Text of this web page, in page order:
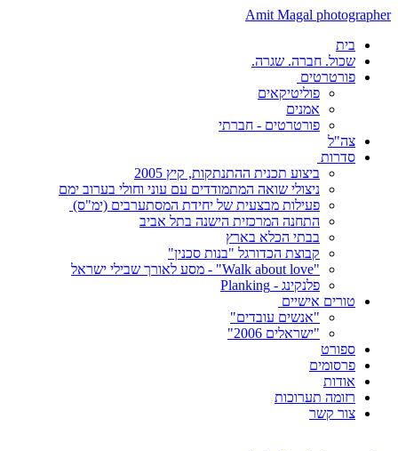
Amit Magal photographer
בית
שכול. חברה. שגרה.
פורטרטים
פוליטיקאים
אמנים
פורטרטים - חברתי
צה"ל
סדרות
ביצוע תכנית ההתנתקות, קיץ 2005
ניצולי שואה המתמודדים עם עוני וחולי בערוב ימם
פעילות מבצעית של יחידת המסתערבים (ימ"ס)
התחנה המרכזית הישנה בתל אביב
בבתי הכלא בארץ
קבוצת הכדורגל "בנות סכנין"
"Walk about love" - מסע לאורך שבילי ישראל
פלנקינג - Planking
טורים אישיים
"אנשים עובדים"
"ישראלים 2006"
ספורט
פרסומים
אודות
רזומה תערוכות
צור קשר